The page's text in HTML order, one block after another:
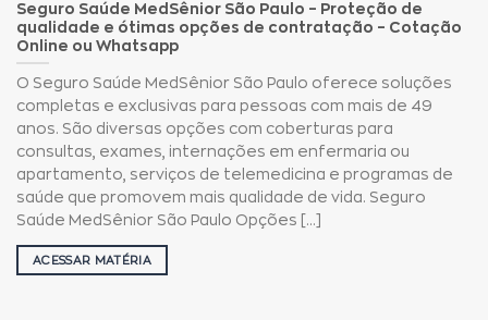
Seguro Saúde MedSênior São Paulo – Proteção de
qualidade e ótimas opções de contratação – Cotação
Online ou Whatsapp
O Seguro Saúde MedSênior São Paulo oferece soluções
completas e exclusivas para pessoas com mais de 49
anos. São diversas opções com coberturas para
consultas, exames, internações em enfermaria ou
apartamento, serviços de telemedicina e programas de
saúde que promovem mais qualidade de vida. Seguro
Saúde MedSênior São Paulo Opções [...]
ACESSAR MATÉRIA